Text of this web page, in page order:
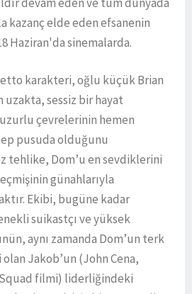
kazanç elde eden efsanenin
Haziran'da sinemalarda.
karakteri, oğlu küçük Brian
sessiz bir hayat
çevrelerinin hemen
pusuda olduğunu
tehlike, Dom’u en sevdiklerini
günahlarıyla
Ekibi, bugüne kadar
suikastçı ve yüksek
aynı zamanda Dom’un terk
Jakob’un (John Cena,
filmi) liderliğindeki